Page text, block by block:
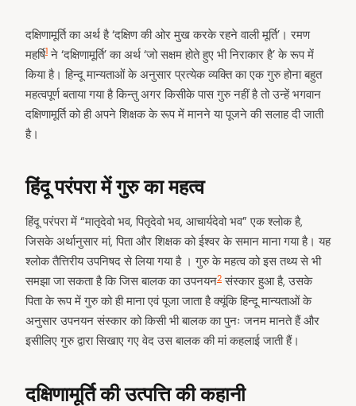
दक्षिणामूर्ति का अर्थ है ‘दक्षिण की ओर मुख करके रहने वाली मूर्ति’। रमण
महर्षि1 ने ‘दक्षिणामूर्ति’ का अर्थ ‘जो सक्षम होते हुए भी निराकार है’ के रूप में
किया है। हिन्दू मान्यताओं के अनुसार प्रत्येक व्यक्ति का एक गुरु होना बहुत
महत्वपूर्ण बताया गया है किन्तु अगर किसीके पास गुरु नहीं है तो उन्हें भगवान
दक्षिणामूर्ति को ही अपने शिक्षक के रूप में मानने या पूजने की सलाह दी जाती
है।
हिंदू परंपरा में गुरु का महत्व
हिंदू परंपरा में “मातृदेवो भव, पितृदेवो भव, आचार्यदेवो भव” एक श्लोक है,
जिसके अर्थानुसार मां, पिता और शिक्षक को ईश्वर के समान माना गया है। यह
श्लोक तैत्तिरीय उपनिषद से लिया गया है । गुरु के महत्व को इस तथ्य से भी
समझा जा सकता है कि जिस बालक का उपनयन2 संस्कार हुआ है, उसके
पिता के रूप में गुरु को ही माना एवं पूजा जाता है क्यूंकि हिन्दू मान्यताओं के
अनुसार उपनयन संस्कार को किसी भी बालक का पुनः जनम मानते हैं और
इसीलिए गुरु द्वारा सिखाए गए वेद उस बालक की मां कहलाई जाती हैं।
दक्षिणामूर्ति की उत्पत्ति की कहानी